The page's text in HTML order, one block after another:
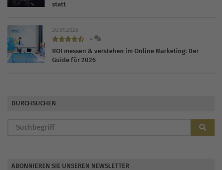
statt
20.01.2026
4
ROI messen & verstehen im Online Marketing: Der
Guide für 2026
DURCHSUCHEN
ABONNIEREN SIE UNSEREN NEWSLETTER